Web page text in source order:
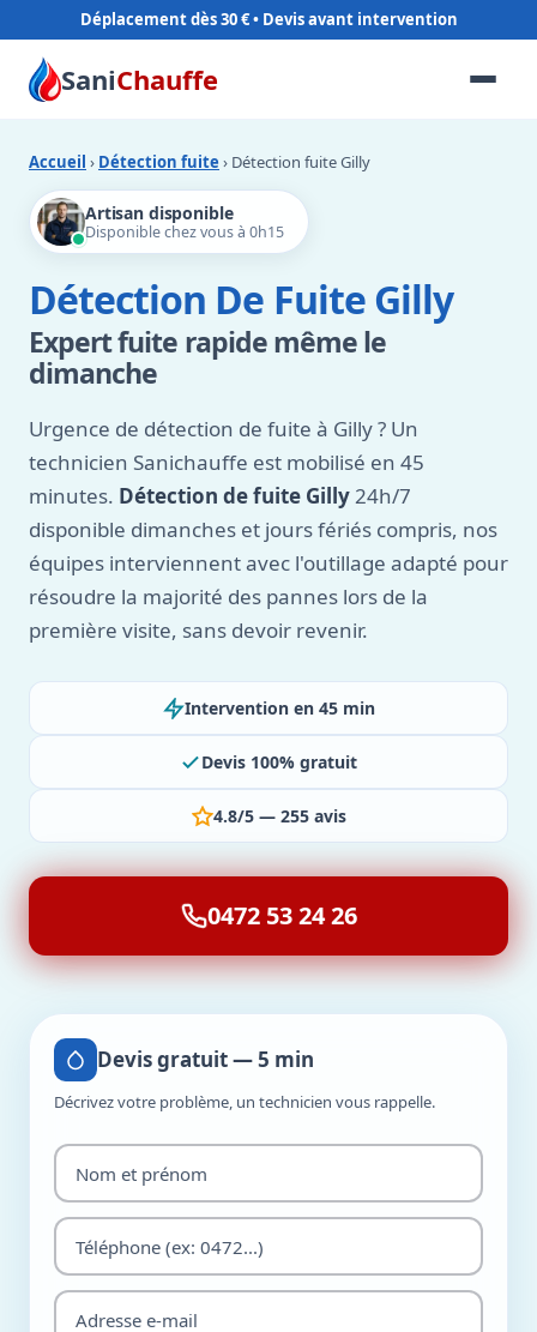
Déplacement dès 30 €
SaniChauffe
Accueil › Détection fuite › Détection fuite Gilly
Artisan disponible
Disponible chez vous à 0h15
Détection De Fuite Gilly
Expert fuite rapide même le
dimanche
Urgence de détection de fuite à Gilly ? Un
technicien Sanichauffe est mobilisé en 45
minutes. Détection de fuite Gilly24h/7
disponible dimanches et jours fériés compris, nos
équipes interviennent avec l'outillage adapté pour
résoudre la majorité des pannes lors de la
première visite, sans devoir revenir.
Intervention en 45 min
Devis 100% gratuit
4.8/5 — 255 avis
0472 53 24 26
Devis gratuit — 5 min
Décrivez votre problème, un technicien vous rappelle.